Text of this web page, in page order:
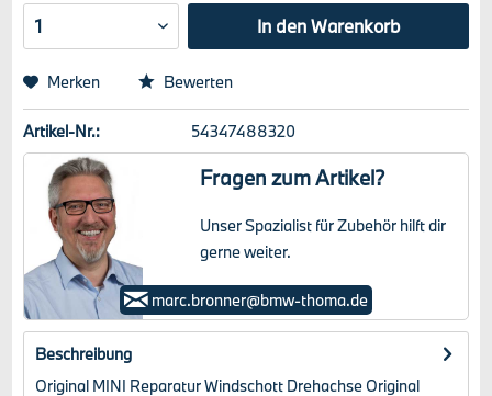
In den Warenkorb
Merken Bewerten
Artikel-Nr.: 54347488320
Fragen zum Artikel?
Unser Spazialist für Zubehör hilft dir
gerne weiter.
marc.bronner@bmw-thoma.de
Marc Bronner
Beschreibung
Original MINI Reparatur Windschott Drehachse Original